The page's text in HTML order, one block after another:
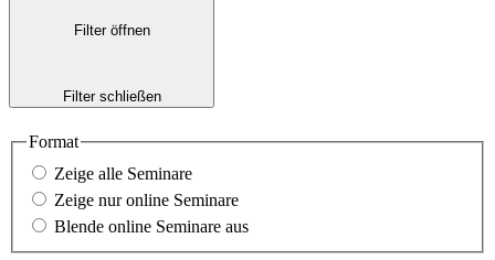
Filter öffnen
Filter schließen
Format
Zeige alle Seminare
Zeige nur online Seminare
Blende online Seminare aus